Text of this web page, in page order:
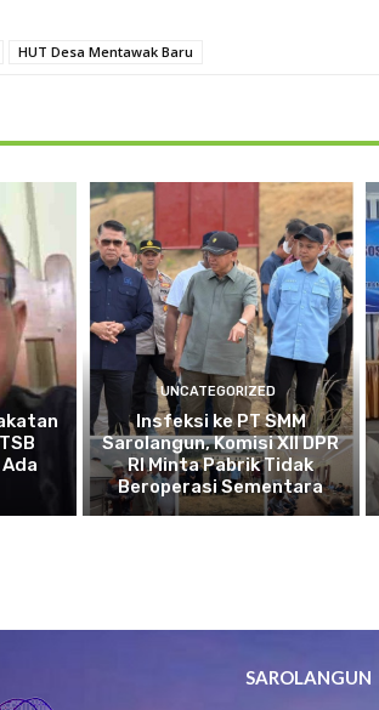
HUT Desa Mentawak Baru
UNCATEGORIZED
Insfeksi ke PT SMM
Sarolangun, Komisi XII DPR
RI Minta Pabrik Tidak
Beroperasi Sementara
SAROLANGUN